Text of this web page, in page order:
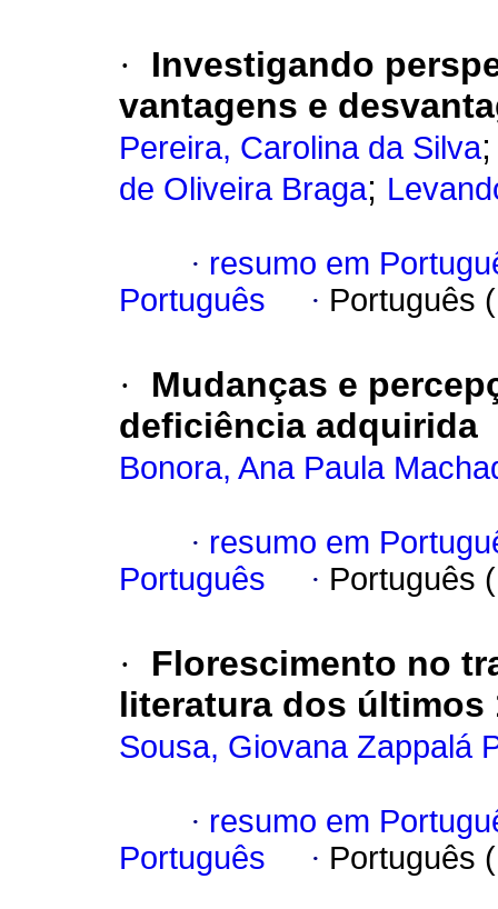
·
Investigando
vantagens e
Pereira, Carolina da Silva
de Oliveira Braga;
· resumo em
Português
· Português
·
Mudanças e
deficiência adquirida
Bonora, Ana Paula
· resumo em
Português
· Português
·
Florescimento no
literatura dos últimos
Sousa, Giovana Zappalá
· resumo em
Português
· Português